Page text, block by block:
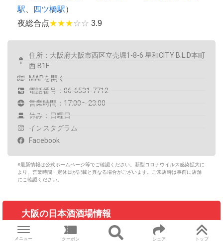
駅
四ツ橋駅）
夜総合点★★★☆☆ 3.9
住所：大阪府大阪市西区立売堀1-8-6 星和CITY B.L.D本町
西 B1F
MAPを開く
電話番号：06-6531-7712
営業時間：17:00〜23:00
休み：日曜日
インスタグラム
Facebook
※最新情報は公式ホームページ等でご確認ください。新型コロナウイルス感染拡大に
より、営業時間・定休日が記載と異なる場合がございます。ご来店時は事前に店舗
にご確認ください。
大阪の日本酒酒場情報
メニュー クーポン シェア トップ